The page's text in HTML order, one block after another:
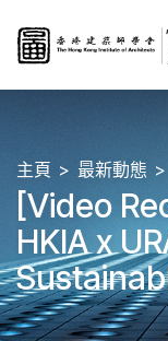
主頁 最新動態
[Video
HKIA x
Vision